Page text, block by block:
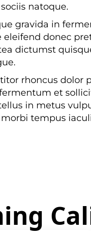
natoque.
gravida in
eleifend donec
dictumst
rhoncus dolor
et
in metus
tempus